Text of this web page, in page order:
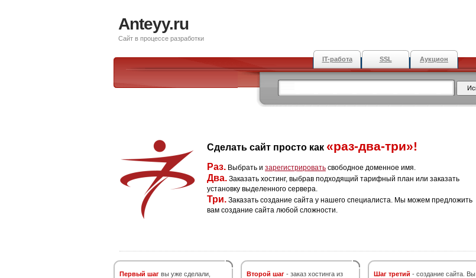
Anteyy.ru
Сайт в процессе разработки
IT-работа SSL Аукцион
Сделать сайт просто как «раз-два-три»!
Раз. Выбрать и зарегистрировать свободное доменное имя.
Два. Заказать хостинг, выбрав подходящий тарифный план или заказать
установку выделенного сервера.
Три. Заказать создание сайта у нашего специалиста. Мы можем предложить
вам создание сайта любой сложности.
Первый шаг вы уже сделали,
Второй шаг - заказ хостинга из
Шаг третий - создание сайта. Вы